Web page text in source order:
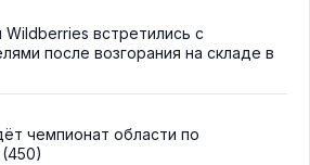
встретились с
после возгорания на складе в
чемпионат области по
(450)